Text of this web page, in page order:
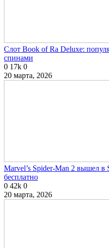
Слот Book of Ra Deluxe:
спинами
0 17k 0
20 марта, 2026
Marvel’s Spider-Man 2 вышел в
бесплатно
0 42k 0
20 марта, 2026